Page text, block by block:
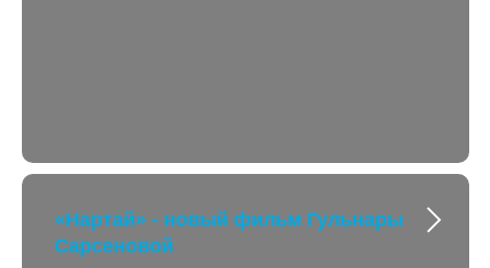
«Нартай» - новый фильм Гульнары
Сарсеновой